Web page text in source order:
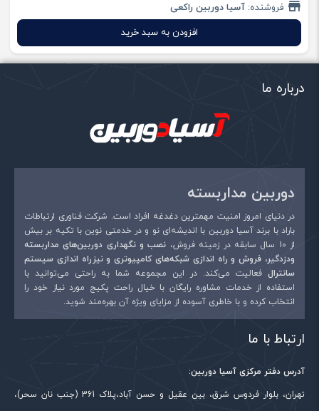
فروشنده: آسیا دوربین راکعی
افزودن به سبد خرید
درباره ما
دوربین مداربسته
در دنیای امروز امنیت مهمترین دغدغه افراد است. شرکت فناوری ارتباطات
باراد با برند آسیا دوربین با اندیشه‌ای نو و در خدمتی نوین با تکیه بر بیش
از 10 سال سابقه در زمینه فروش،
نصب و نگهداری دوربین‌های مداربسته
ودزدگیر، فروش و راه اندازی شبکه‌های کامپیوتری و نیزراه اندازی سیستم
سانترال فعالیت می‌کند. در این مجموعه شما به راحتی می‌توانید با
استفاده از خدمات مشاوره رایگان با خیال راحت پکیج مورد نیاز خود را
انتخاب کرده و با خاطری آسوده از مزایای ویژه آن بهره‌مند شوید.
ارتباط با ما
آدرس دفتر مرکزی آسیا دوربین:
تهران، بلوار فردوس شرق، بین عقیل و حسن آباد،پلاک 361 (جنب نان سحر)،